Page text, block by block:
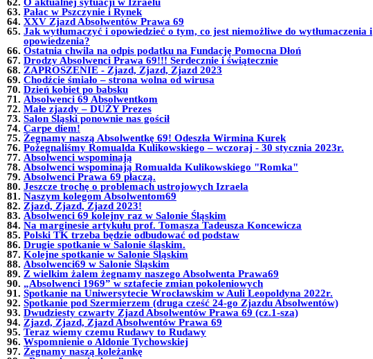
Pałac w Pszczynie i Rynek
XXV Zjazd Absolwentów Prawa 69
Jak wytłumaczyć i opowiedzieć o tym, co jest niemożliwe do wytłumaczenia i
opowiedzenia?
Ostatnia chwila na odpis podatku na Fundację Pomocna Dłoń
Drodzy Absolwenci Prawa 69!!! Serdecznie i świątecznie
ZAPROSZENIE - Zjazd, Zjazd, Zjazd 2023
Chodźcie śmiało – strona wolna od wirusa
Dzień kobiet po babsku
Absolwenci 69 Absolwentkom
Małe zjazdy – DUŻY Prezes
Salon Śląski ponownie nas gościł
Carpe diem!
Żegnamy naszą Absolwentkę 69! Odeszła Wirmina Kurek
Pożegnaliśmy Romualda Kulikowskiego – wczoraj - 30 stycznia 2023r.
Absolwenci wspominają
Absolwenci wspominają Romualda Kulikowskiego "Romka"
Absolwenci Prawa 69 płaczą.
Jeszcze trochę o problemach ustrojowych Izraela
Naszym kolegom Absolwentom69
Zjazd, Zjazd, Zjazd 2023!
Absolwenci 69 kolejny raz w Salonie Śląskim
Na marginesie artykułu prof. Tomasza Tadeusza Koncewicza
Polski TK trzeba będzie odbudować od podstaw
Drugie spotkanie w Salonie śląskim.
Kolejne spotkanie w Salonie Śląskim
Absolwenci69 w Salonie Śląskim
Z wielkim żalem żegnamy naszego Absolwenta Prawa69
„Absolwenci 1969” w sztafecie zmian pokoleniowych
Spotkanie na Uniwersytecie Wrocławskim w Auli Leopoldyna 2022r.
Spotkanie pod Szermierzem (druga cześć 24-go Zjazdu Absolwentów)
Dwudziesty czwarty Zjazd Absolwentów Prawa 69 (cz.1-sza)
Zjazd, Zjazd, Zjazd Absolwentów Prawa 69
Teraz wiemy czemu Rudawy to Rudawy
Wspomnienie o Aldonie Tychowskiej
Żegnamy naszą koleżankę